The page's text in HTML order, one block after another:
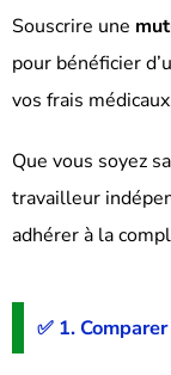
Souscrire une
pour bénéficier
vos frais
Que vous soyez
travailleur
adhérer à la
✅ 1.